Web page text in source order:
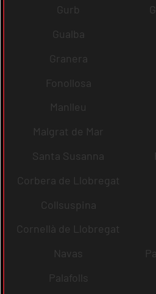
Gurb
Gualba
Granera
Fonollosa
Manlleu
Malgrat de Mar
Santa Susanna
Corbera de Llobregat
Collsuspina
Cornellà de Llobregat
Navas
Palafolls